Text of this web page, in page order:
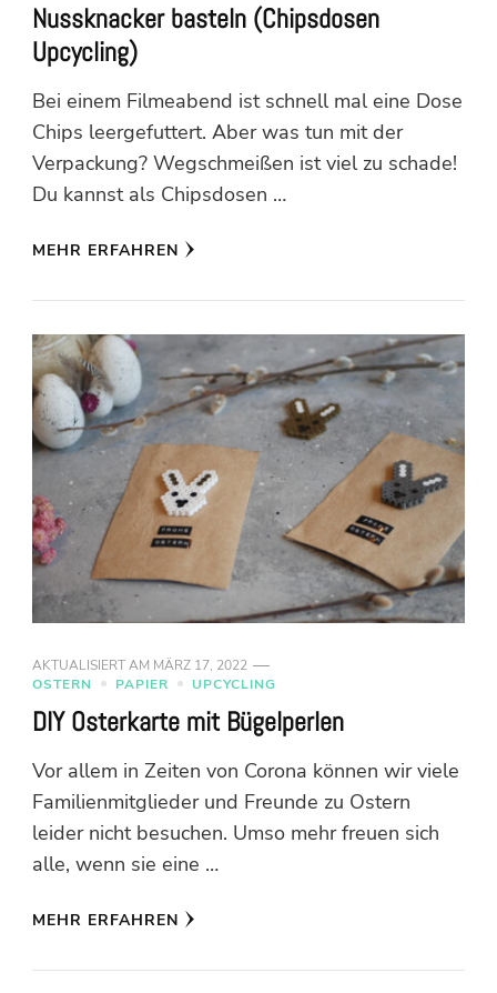
Nussknacker basteln (Chipsdosen
Upcycling)
Bei einem Filmeabend ist schnell mal eine Dose
Chips leergefuttert. Aber was tun mit der
Verpackung? Wegschmeißen ist viel zu schade!
Du kannst als Chipsdosen …
MEHR ERFAHREN
AKTUALISIERT AM MÄRZ 17, 2022
OSTERN
PAPIER UPCYCLING
DIY Osterkarte mit Bügelperlen
Vor allem in Zeiten von Corona können wir viele
Familienmitglieder und Freunde zu Ostern
leider nicht besuchen. Umso mehr freuen sich
alle, wenn sie eine …
MEHR ERFAHREN